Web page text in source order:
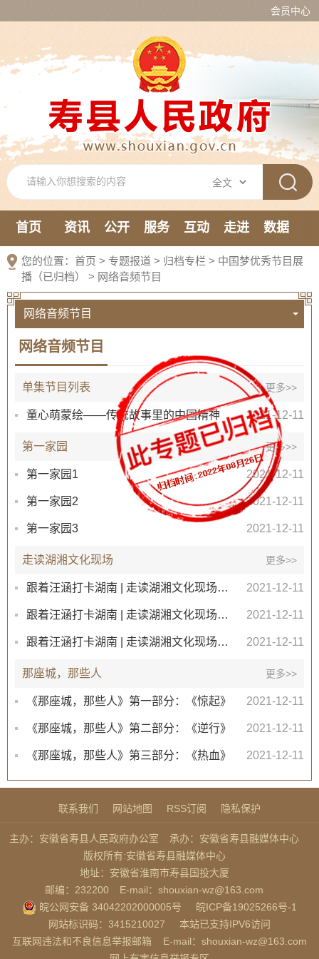
会员中心
首页 资讯 公开 服务 互动 走进
数据
新媒体
您的位置： 首页 > 专题报道 > 归档专栏 > 中国梦优秀节目展
播（已归档）
> 网络音频节目
网络音频节目
网络音频节目
单集节目列表 更多>>
童心萌蒙绘——传统故事里的中国精神 2021-12-11
第一家园 更多>>
第一家园1 2021-12-11
第一家园2 2021-12-11
第一家园3 2021-12-11
走读湖湘文化现场 更多>>
跟着汪涵打卡湖南 | 走读湖湘文化现场1岳麓书院 2021-12-11
跟着汪涵打卡湖南 | 走读湖湘文化现场2最牛家书 2021-12-11
跟着汪涵打卡湖南 | 走读湖湘文化现场3《岳阳楼记》 2021-12-11
那座城，那些人 更多>>
《那座城，那些人》第一部分：《惊起》 2021-12-11
《那座城，那些人》第二部分：《逆行》 2021-12-11
《那座城，那些人》第三部分：《热血》 2021-12-11
联系我们 网站地图 RSS订阅 隐私保护
主办：安徽省寿县人民政府办公室
承办：安徽省寿县融媒体中心
版权所有:安徽省寿县融媒体中心
地址：安徽省淮南市寿县国投大厦
邮编：232200
E-mail：shouxian-wz@163.com
皖公网安备 34042202000005号
皖ICP备19025266号-1
网站标识码：3415210027
本站已支持IPV6访问
互联网违法和不良信息举报邮箱
E-mail：shouxian-wz@163.com